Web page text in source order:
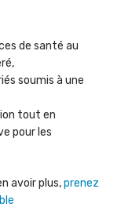
de santé au
soumis à une
tout en
pour les
avoir plus,prenez